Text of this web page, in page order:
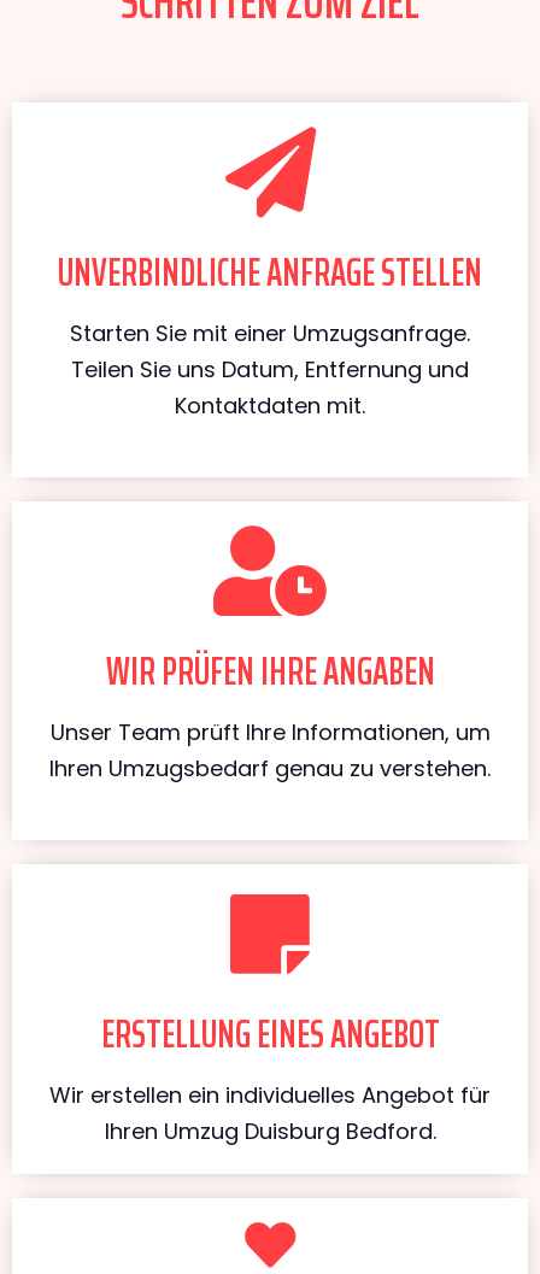
UNVERBINDLICHE ANFRAGE STELLEN
Starten Sie mit einer Umzugsanfrage.
Teilen Sie uns Datum, Entfernung und
Kontaktdaten mit.
WIR PRÜFEN IHRE ANGABEN
Unser Team prüft Ihre Informationen, um
Ihren Umzugsbedarf genau zu verstehen.
ERSTELLUNG EINES ANGEBOT
Wir erstellen ein individuelles Angebot für
Ihren Umzug Duisburg Bedford.